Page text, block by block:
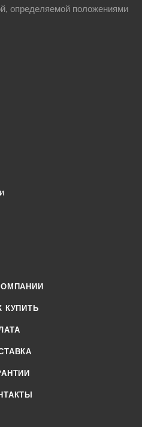
определяемой положениями
КУПИТЬ